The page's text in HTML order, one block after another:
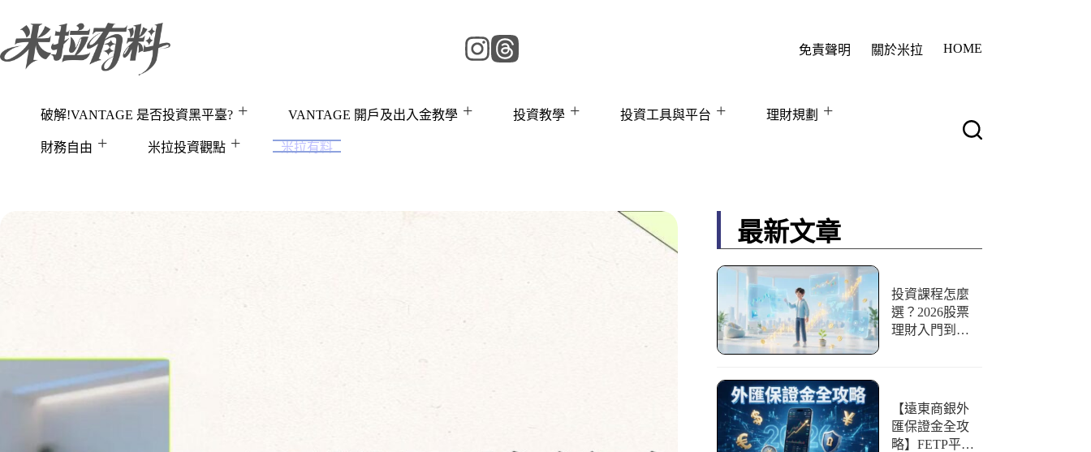
主
免責聲明 關於米拉 HOME
破解!VANTAGE 是否投資黑平臺? VANTAGE 開戶及出入金教學 投資教學 投資工具與平台 理財規劃
財務自由 米拉投資觀點 米拉有料
最新文章
投資課程怎麼
選？2026股票
理財入門到實
【遠東商銀外
匯保證金全攻
略】FETP平台